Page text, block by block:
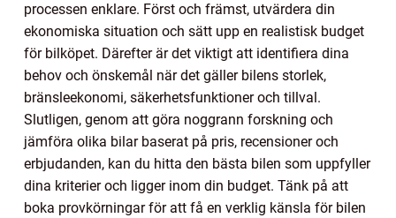
processen enklare. Först och främst, utvärdera din
ekonomiska situation och sätt upp en realistisk budget
för bilköpet. Därefter är det viktigt att identifiera dina
behov och önskemål när det gäller bilens storlek,
bränsleekonomi, säkerhetsfunktioner och tillval.
Slutligen, genom att göra noggrann forskning och
jämföra olika bilar baserat på pris, recensioner och
erbjudanden, kan du hitta den bästa bilen som uppfyller
dina kriterier och ligger inom din budget. Tänk på att
boka provkörningar för att få en verklig känsla för bilen